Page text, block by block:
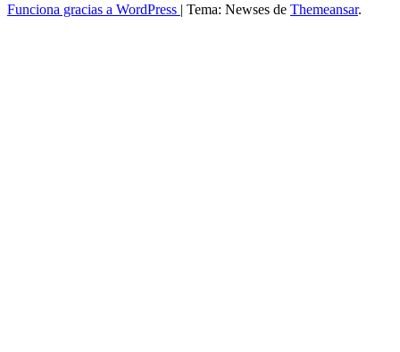
Funciona gracias a WordPress | Tema: Newses de Themeansar.